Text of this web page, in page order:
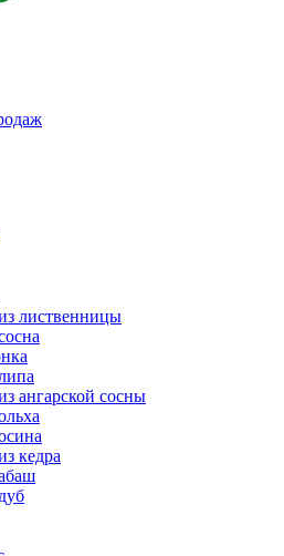
лиственницы
ангарской сосны
кедра